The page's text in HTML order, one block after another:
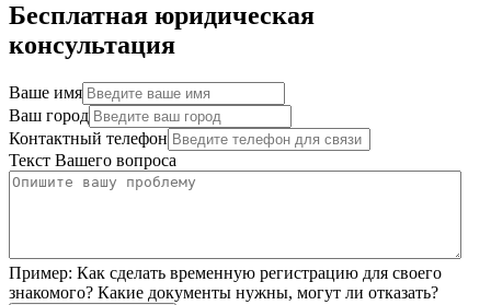
Бесплатная юридическая
консультация
Ваше имя
Ваш город
Контактный телефон
Текст Вашего вопроса
Пример: Как сделать временную регистрацию для своего
знакомого? Какие документы нужны, могут ли отказать?